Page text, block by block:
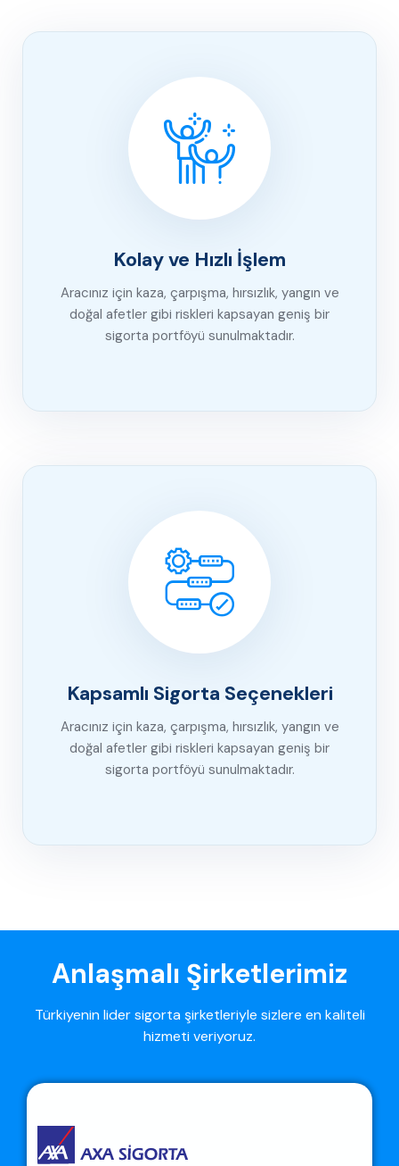
Kolay ve Hızlı İşlem
Aracınız için kaza, çarpışma, hırsızlık, yangın ve
doğal afetler gibi riskleri kapsayan geniş bir
sigorta portföyü sunulmaktadır.
Kapsamlı Sigorta Seçenekleri
Aracınız için kaza, çarpışma, hırsızlık, yangın ve
doğal afetler gibi riskleri kapsayan geniş bir
sigorta portföyü sunulmaktadır.
Anlaşmalı Şirketlerimiz
Türkiyenin lider sigorta şirketleriyle sizlere en kaliteli
hizmeti veriyoruz.